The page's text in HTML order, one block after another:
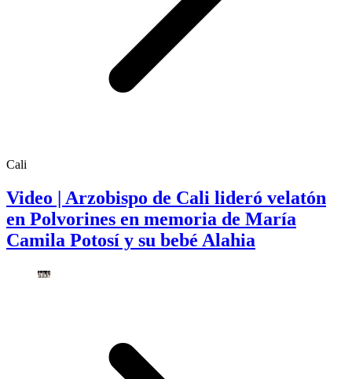
Cali
Video | Arzobispo de Cali lideró velatón
en Polvorines en memoria de María
Camila Potosí y su bebé Alahia